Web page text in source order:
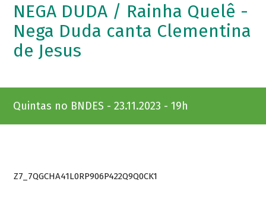
NEGA DUDA / Rainha Quelê -
Nega Duda canta Clementina
de Jesus
Quintas no BNDES - 23.11.2023 - 19h
Z7_7QGCHA41L0RP906P422Q9Q0CK1